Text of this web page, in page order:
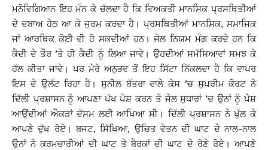
ਮਨੋਵਿਗਿਆਨ ਇਹ ਮੰਨ ਕੇ ਚੱਲਦਾ ਹੈ ਕਿ ਵਿਅਕਤੀ ਮਾਨਸਿਕ ਪ੍ਰਸਥਿਤੀਆਂ
ਦੇ ਦਬਾਅ ਹੇਠ ਆ ਕੇ ਜੁਰਮ ਕਰਦਾ ਹੈ। ਪ੍ਰਸਥਿਤੀਆਂ ਮਾਨਸਿਕ, ਸਮਾਜਿਕ
ਜਾਂ ਆਰਥਿਕ ਕੋਈ ਵੀ ਹੋ ਸਕਦੀਆਂ ਹਨ। ਜੇਲ ਨਿਯਮ ਮੰਗ ਕਰਦੇ ਹਨ ਕਿ
ਕੈਦੀ ਦੇ ਤੌਰ ’ਤੇ ਹੀ ਕੈਦੀ ਨੂੰ ਲਿਆ ਜਾਵੇ। ਉਹਦੀਆਂ ਸਮੱਸਿਆਵਾਂ ਸਮਝ ਕੇ
ਹੱਲ ਕੀਤਾ ਜਾਵੇ। ਪਰ ਮੇਰੇ ਅਨੁਭਵ ਤੋਂ ਇਹ ਸਿੱਟਾ ਨਿੱਕਲਦਾ ਹੈ ਕਿ ਵਾਪਰ
ਇਸ ਦੇ ਉਲੱਟ ਰਿਹਾ ਹੈ। ਸੁਨੀਲ ਬੱਤਰਾ ਵਾਲੇ ਕੇਸ ’ਚ ਸੁਪਰੀਮ ਕੋਰਟ ਨੇ
ਦਿੱਲੀ ਪ੍ਰਸ਼ਾਸਨ ਨੂੰ ਆਪਣਾ ਪੱਖ ਪੇਸ਼ ਕਰਨ ਤੇ ਜੇਲ ਸੁਧਾਰਾਂ ’ਚ ਉਨਾਂ ਨੂੰ ਪੇਸ਼
ਆਉਂਦੀਆਂ ਔਕੜਾਂ ਦੱਸਮ ਲਈ ਆਖਿਆ ਸੀ। ਦਿੱਲੀ ਪ੍ਰਸ਼ਾਸਨ ਨੇ ਖੁੱਲ ਕੇ
ਆਪਣੇ ਦੁੱਖ ਰੋਏ। ਬਜਟ, ਸਿੱਖਿਆ, ਉਚਿਤ ਵੇਤਨ ਦੀ ਘਾਟ ਦੇ ਨਾਲ-ਨਾਲ
ਉਨਾਂ ਨੇ ਕਰਮਚਾਰੀਆਂ ਦੀ ਘਾਟ ਤੇ ਬੈਰਕਾਂ ਦੀ ਘਾਟ ਦੇ ਰੋਣੇ ਰੋਏ। ਆਪਣੇ